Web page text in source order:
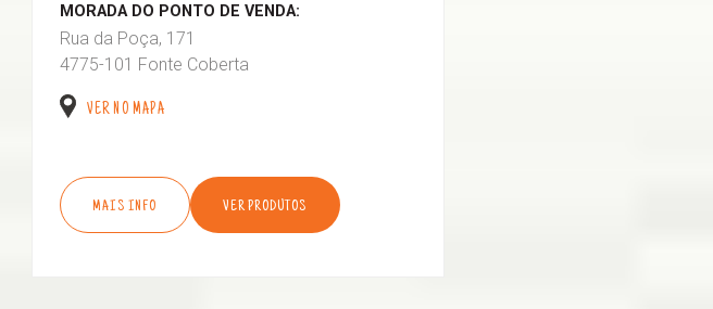
MORADA DO PONTO DE VENDA:
Rua da Poça, 171
4775-101 Fonte Coberta
VER NO MAPA
MAIS INFO VER PRODUTOS